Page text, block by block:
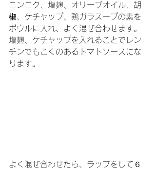
ニンニク、塩麹、オリーブオイル、胡
椒、ケチャップ、鶏ガラスープの素を
ボウルに入れ、よく混ぜ合わせます。
塩麹、ケチャップを入れることでレン
チンでもこくのあるトマトソースにな
ります。
よく混ぜ合わせたら、ラップをして６